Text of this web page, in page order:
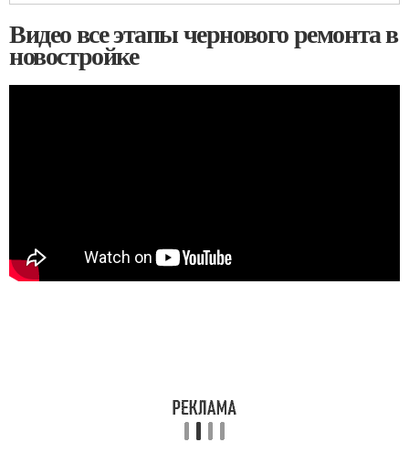
Видео все этапы чернового ремонта в
новостройке